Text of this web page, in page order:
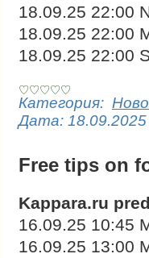
18.09.25 22:00
18.09.25 22:00
18.09.25 22:00
Категория:
Дата: 18.09.2025
Free tips on
Kappara.ru
16.09.25 10:45
16.09.25 13:00